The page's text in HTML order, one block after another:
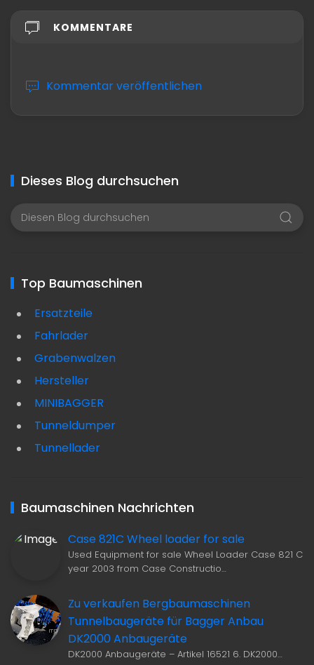
KOMMENTARE
Kommentar veröffentlichen
Dieses Blog durchsuchen
Top Baumaschinen
Ersatzteile
Fahrlader
Grabenwalzen
Hersteller
MINIBAGGER
Tunneldumper
Tunnellader
Baumaschinen Nachrichten
Case 821C Wheel loader for sale
Used Equipment for sale Wheel Loader Case 821 C
year 2003 from Case Constructio…
Zu verkaufen Bergbaumaschinen
Tunnelbaugeräte für Bagger Anbau
DK2000 Anbaugeräte
DK2000 Anbaugeräte – Artikel 16521 6. DK2000…